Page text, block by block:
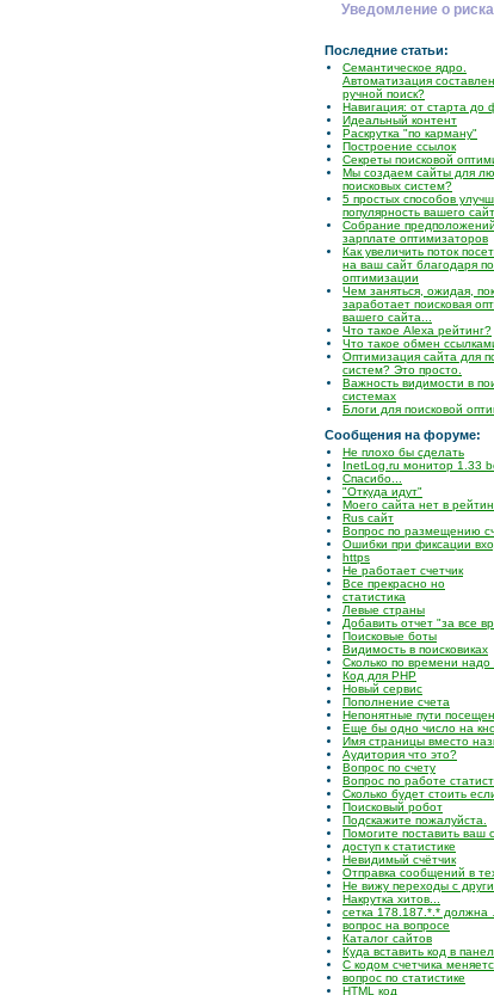
Уведомление о
Последние статьи:
Семантическое ядро.
Автоматизация
ручной поиск?
Навигация: от старта до
Идеальный контент
Раскрутка "по карману"
Построение ссылок
Секреты поисковой
Мы создаем сайты для
поисковых систем?
5 простых способов
популярность вашего
Собрание
зарплате оптимизаторов
Как увеличить поток
на ваш сайт благодаря
оптимизации
Чем заняться, ожидая,
заработает поисковая
вашего сайта...
Что такое Alexa рейтинг?
Что такое обмен
Оптимизация сайта для
систем? Это просто.
Важность видимости в
системах
Блоги для поисковой
Сообщения на форуме:
Не плохо бы сделать
InetLog.ru монитор 1.33
Спасибо...
"Откуда идут"
Моего сайта нет в
Rus сайт
Вопрос по размещению
Ошибки при фиксации
https
Не работает счетчик
Все прекрасно но
статистика
Левые страны
Добавить отчет "за все
Поисковые боты
Видимость в поисковиках
Сколько по времени надо
Код для PHP
Новый сервис
Пополнение счета
Непонятные пути
Еще бы одно число на
Имя страницы вместо
Аудитория что это?
Вопрос по счету
Вопрос по работе
Сколько будет стоить
Поисковый робот
Подскажите пожалуйста.
Помогите поставить ваш
доступ к статистике
Невидимый счётчик
Отправка сообщений в
Не вижу переходы с
Накрутка хитов...
сетка 178.187.*.* должна
вопрос на вопросе
Каталог сайтов
Куда вставить код в
С кодом счетчика
вопрос по статистике
HTML код